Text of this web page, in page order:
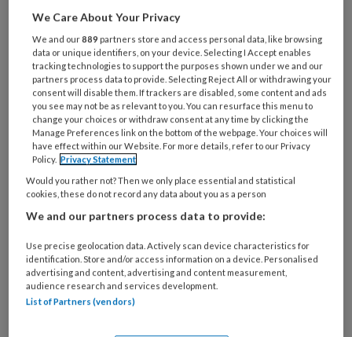
Wat
is
je
e-
mailadres?
* *
Kies
je
wachtwoord* *
Kies
je
functie *
Bij
welke
werk
je?
Untitled
Ontvang 2x per week de
KinderopvangTotaal nieuwsbrief
We Care About Your Privacy
We and our889 partners store and access personal data, like browsing
data or unique identifiers, on your device. Selecting I Accept enables
tracking technologies to support the purposes shown under we and our
partners process data to provide. Selecting Reject All or withdrawing your
consent will disable them. If trackers are disabled, some content and ads
you see may not be as relevant to you. You can resurface this menu to
change your choices or withdraw consent at any time by clicking the
Manage Preferences link on the bottom of the webpage. Your choices will
have effect within our Website. For more details, refer to our Privacy
Policy. Privacy Statement
Would you rather not? Then we only place essential and statistical
cookies, these do not record any data about you as a person
We and our partners process data to provide:
Use precise geolocation data. Actively scan device characteristics for
identification. Store and/or access information on a device. Personalised
advertising and content, advertising and content measurement,
audience research and services development.
List of Partners (vendors)